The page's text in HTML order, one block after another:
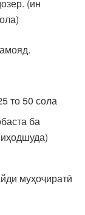
(ин
то 50 сола
ба
муҳоҷиратӣ